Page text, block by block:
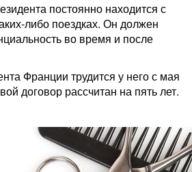
постоянно находится с
либо поездках. Он должен
во время и после
Франции трудится у него с мая
договор рассчитан на пять лет.